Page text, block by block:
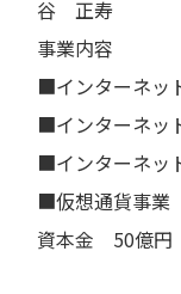
谷 正寿
事業内容
■インターネッ
■インターネッ
■インターネッ
■仮想通貨事業
資本金 50億円